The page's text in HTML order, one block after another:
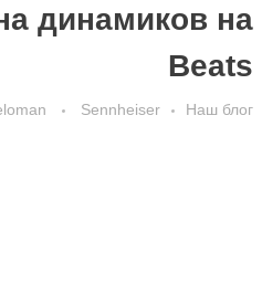
динамиков на
Beats
Sennheiser Наш блог